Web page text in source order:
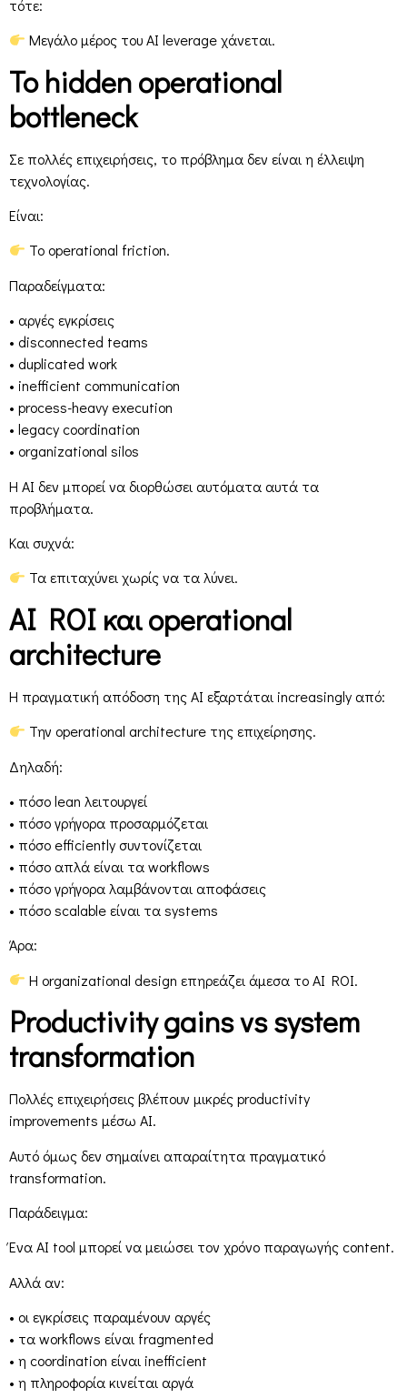
τότε:
Μεγάλο μέρος του AI leverage χάνεται.
Το hidden operational
bottleneck
Σε πολλές επιχειρήσεις, το πρόβλημα δεν είναι η έλλειψη
τεχνολογίας.
Είναι:
Το operational friction.
Παραδείγματα:
• αργές εγκρίσεις
• disconnected teams
• duplicated work
• inefficient communication
• process-heavy execution
• legacy coordination
• organizational silos
Η AI δεν μπορεί να διορθώσει αυτόματα αυτά τα
προβλήματα.
Και συχνά:
Τα επιταχύνει χωρίς να τα λύνει.
AI ROI και operational
architecture
Η πραγματική απόδοση της AI εξαρτάται increasingly από:
Την operational architecture της επιχείρησης.
Δηλαδή:
• πόσο lean λειτουργεί
• πόσο γρήγορα προσαρμόζεται
• πόσο efficiently συντονίζεται
• πόσο απλά είναι τα workflows
• πόσο γρήγορα λαμβάνονται αποφάσεις
• πόσο scalable είναι τα systems
Άρα:
Η organizational design επηρεάζει άμεσα το AI ROI.
Productivity gains vs system
transformation
Πολλές επιχειρήσεις βλέπουν μικρές productivity
improvements μέσω AI.
Αυτό όμως δεν σημαίνει απαραίτητα πραγματικό
transformation.
Παράδειγμα:
Ένα AI tool μπορεί να μειώσει τον χρόνο παραγωγής content.
Αλλά αν:
• οι εγκρίσεις παραμένουν αργές
• τα workflows είναι fragmented
• η coordination είναι inefficient
• η πληροφορία κινείται αργά